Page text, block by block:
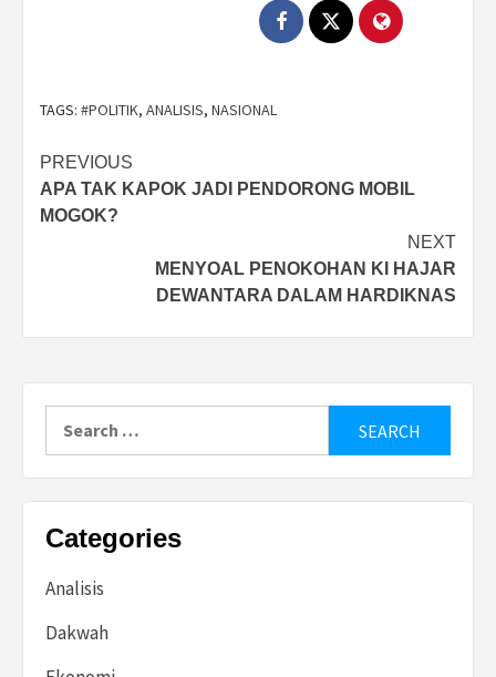
TAGS: #POLITIK, ANALISIS, NASIONAL
Post
navigation
PREVIOUS
APA TAK KAPOK JADI PENDORONG MOBIL
MOGOK?
NEXT
MENYOAL PENOKOHAN KI HAJAR
DEWANTARA DALAM HARDIKNAS
Categories
Analisis
Dakwah